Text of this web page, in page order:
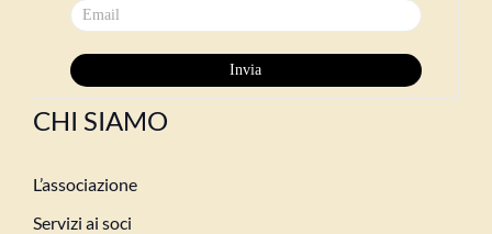
CHI SIAMO
L’associazione
Servizi ai soci